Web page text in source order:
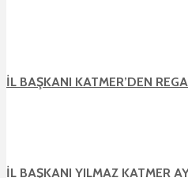
İL BAŞKANI KATMER’DEN
İL BAŞKANI YILMAZ KATMER